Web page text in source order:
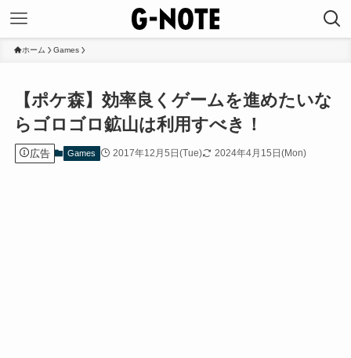
ホーム Games
【ポケ森】効率良くゲームを進めたいな
らゴロゴロ鉱山は利用すべき！
広告 Games 2017年12月5日(Tue) 2024年4月15日(Mon)